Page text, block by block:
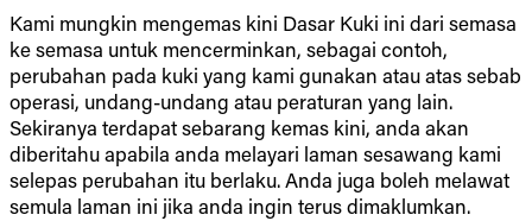
Kami mungkin mengemas kini Dasar Kuki ini dari semasa
ke semasa untuk mencerminkan, sebagai contoh,
perubahan pada kuki yang kami gunakan atau atas sebab
operasi, undang-undang atau peraturan yang lain.
Sekiranya terdapat sebarang kemas kini, anda akan
diberitahu apabila anda melayari laman sesawang kami
selepas perubahan itu berlaku. Anda juga boleh melawat
semula laman ini jika anda ingin terus dimaklumkan.